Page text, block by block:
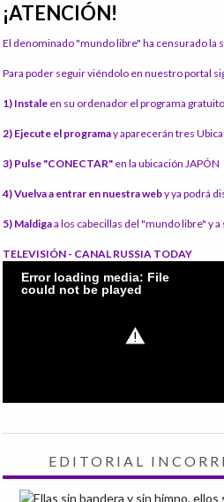
¡ATENCIÓN!
El denominado "mundo libre" ha censurado la
Para poder seguir viéndolo en nuestro portal
1) Instale en su ordenador el programa
2) Ejecute el programay aparecerán tres
3) Pulse "CONECTAR" en la ubicación JAPÓN
4) Vuelva a entrar en nuestra weby ya podrá
5) Maldigaa los cabecillas del "mundo libre" y
TELEVISIÓN - CANAL RUSSIA TODAY
EDITORIAL